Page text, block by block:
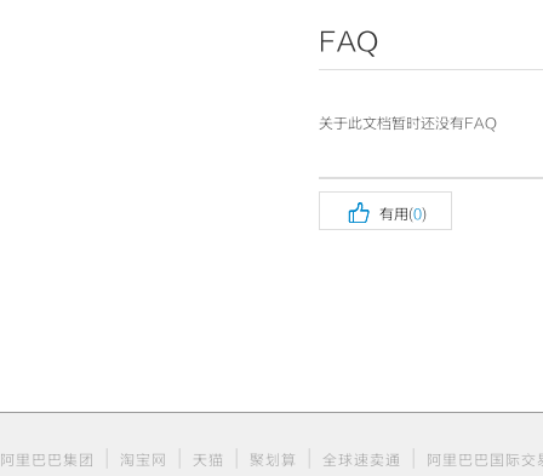
FAQ
关于此文档暂时还没有FAQ
 有用(0)
阿里巴巴集团 淘宝网 天猫 聚划算 全球速卖通 阿里巴巴国际交